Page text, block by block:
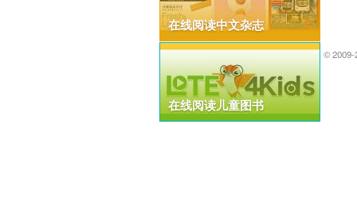
在线阅读中文杂志
在线阅读儿童图书
© 2009-